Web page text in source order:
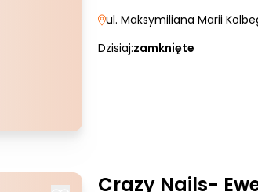
ul. Maksymiliana Marii
Dzisiaj:zamknięte
Crazy Nails-